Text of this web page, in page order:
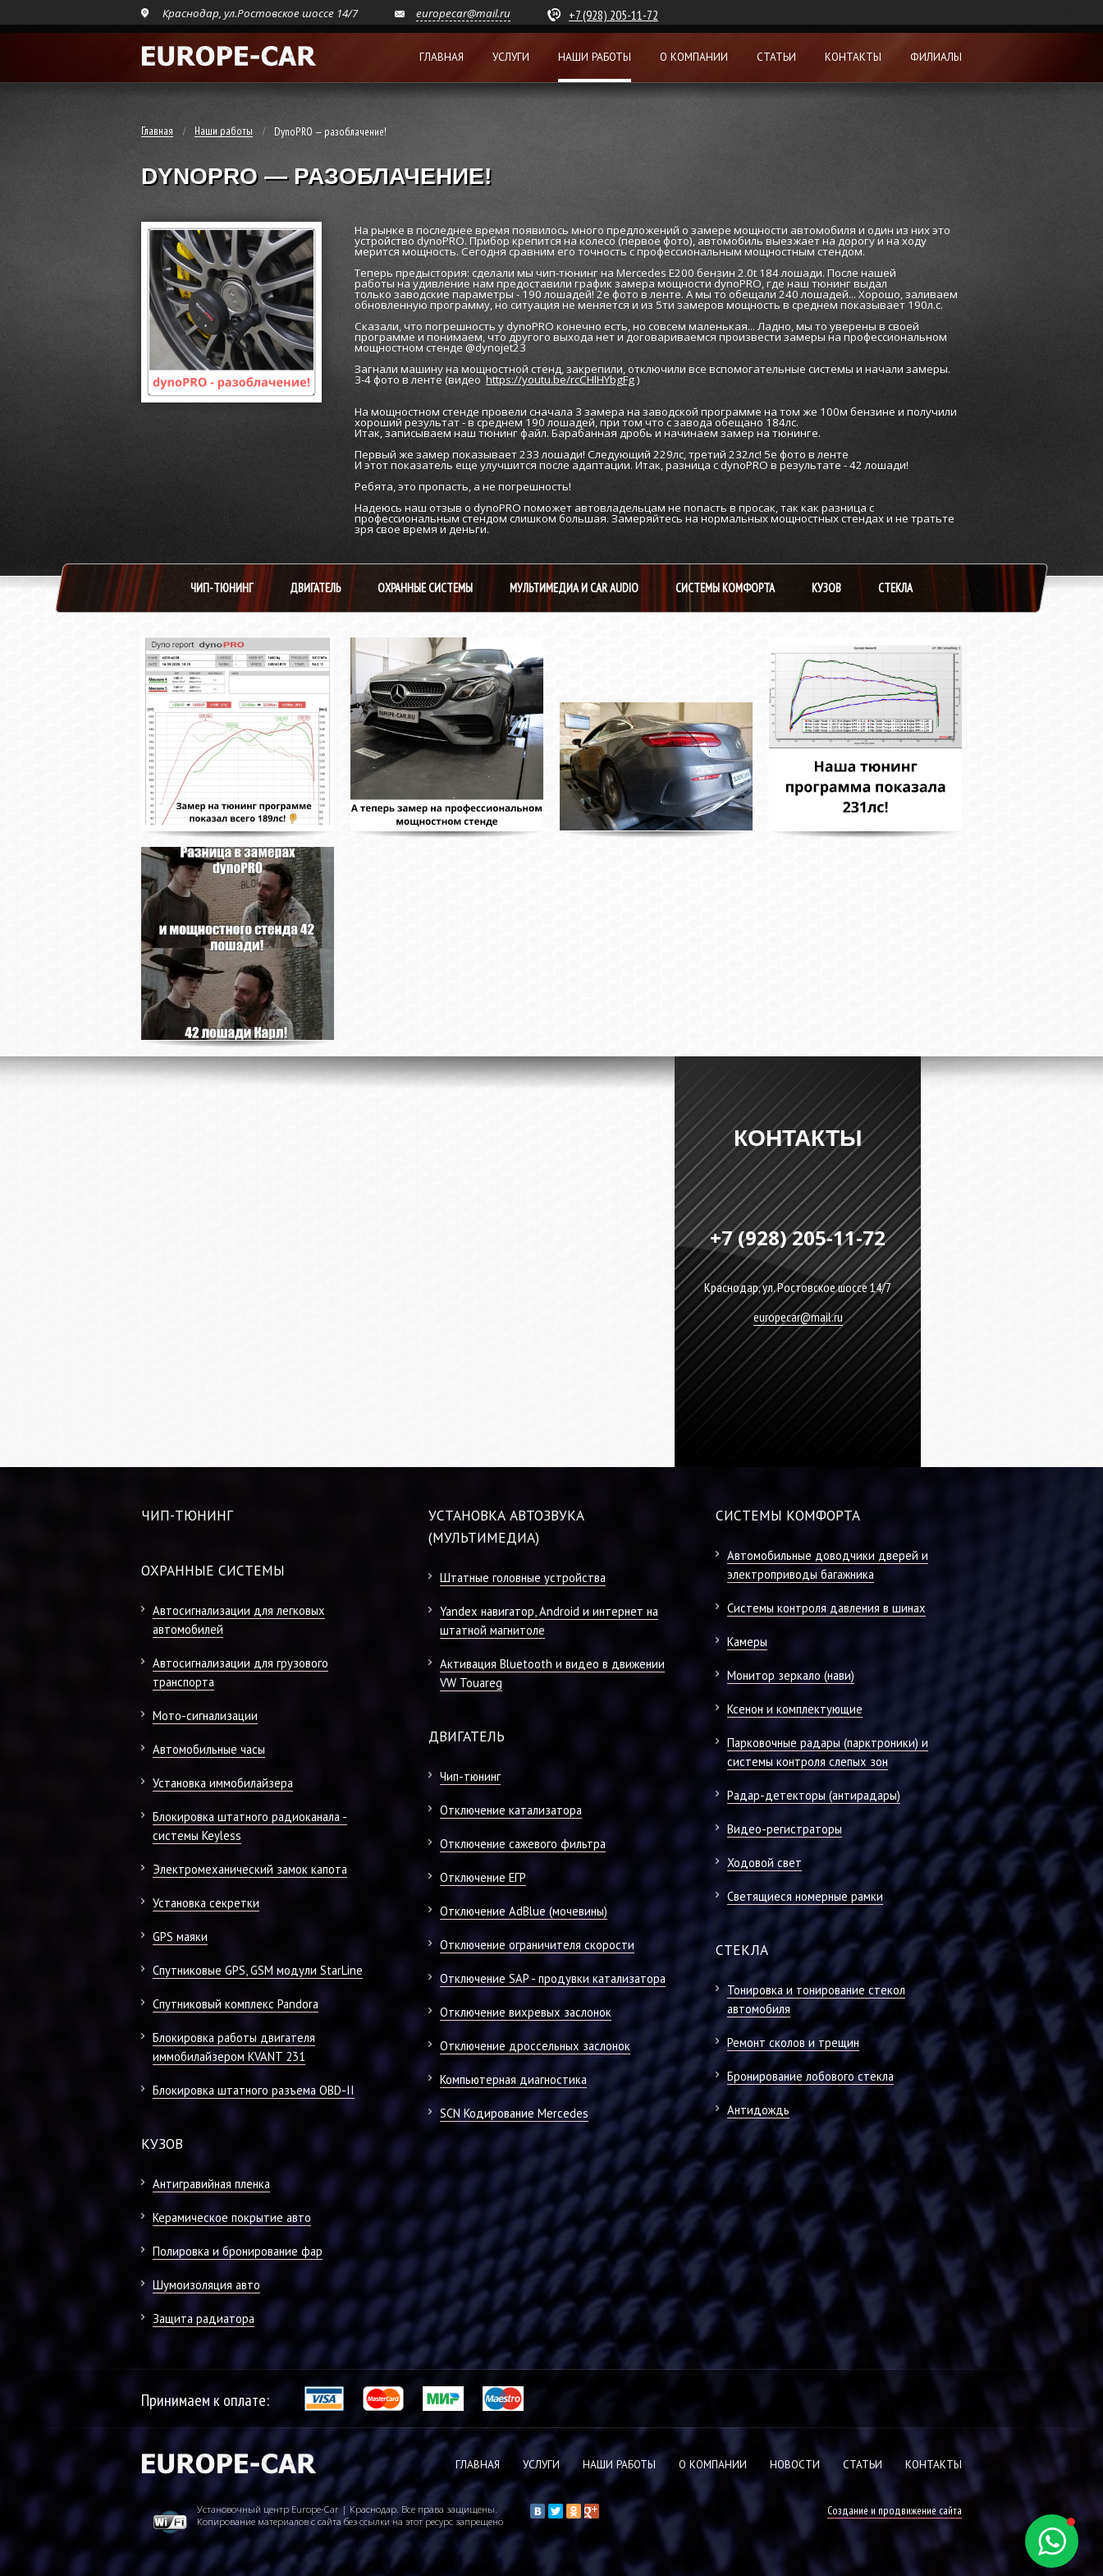
Краснодар, ул.Ростовское шоссе 14/7 europecar@mail.ru +7 (928) 205-11-72
ГЛАВНАЯ УСЛУГИ НАШИ РАБОТЫ О КОМПАНИИ СТАТЬИ КОНТАКТЫ ФИЛИАЛЫ
Главная Наши работы DynoPRO — разоблачение!
DYNOPRO — РАЗОБЛАЧЕНИЕ!
На рынке в последнее время появилось много предложений о замере мощности автомобиля и один из них это
устройство dynoPRO. Прибор крепится на колесо (первое фото), автомобиль выезжает на дорогу и на ходу
мерится мощность. Сегодня сравним его точность с профессиональным мощностным стендом.
Теперь предыстория: сделали мы чип-тюнинг на Mercedes E200 бензин 2.0t 184 лошади. После нашей
работы на удивление нам предоставили график замера мощности dynoPRO, где наш тюнинг выдал
только заводские параметры - 190 лошадей! 2е фото в ленте. А мы то обещали 240 лошадей... Хорошо, заливаем
обновленную программу, но ситуация не меняется и из 5ти замеров мощность в среднем показывает 190л.с.
Сказали, что погрешность у dynoPRO конечно есть, но совсем маленькая... Ладно, мы то уверены в своей
программе и понимаем, что другого выхода нет и договариваемся произвести замеры на профессиональном
мощностном стенде @dynojet23
Загнали машину на мощностной стенд, закрепили, отключили все вспомогательные системы и начали замеры.
3-4 фото в ленте (видеоhttps://youtu.be/rcCHlHYbgFg)
На мощностном стенде провели сначала 3 замера на заводской программе на том же 100м бензине и получили
хороший результат - в среднем 190 лошадей, при том что с завода обещано 184лс.
Итак, записываем наш тюнинг файл. Барабанная дробь и начинаем замер на тюнинге.
Первый же замер показывает 233 лошади! Следующий 229лс, третий 232лс! 5е фото в ленте
И этот показатель еще улучшится после адаптации. Итак, разница с dynoPRO в результате - 42 лошади!
Ребята, это пропасть, а не погрешность!
Надеюсь наш отзыв о dynoPRO поможет автовладельцам не попасть в просак, так как разница с
профессиональным стендом слишком большая. Замеряйтесь на нормальных мощностных стендах и не тратьте
зря свое время и деньги.
ЧИП-ТЮНИНГ ДВИГАТЕЛЬ ОХРАННЫЕ СИСТЕМЫ МУЛЬТИМЕДИА И CAR AUDIO СИСТЕМЫ КОМФОРТА КУЗОВ СТЕКЛА
КОНТАКТЫ
+7 (928) 205-11-72
Краснодар, ул. Ростовское шоссе 14/7
europecar@mail.ru
ЧИП-ТЮНИНГ
ОХРАННЫЕ СИСТЕМЫ
Автосигнализации для легковых
автомобилей
Автосигнализации для грузового
транспорта
Мото-сигнализации
Автомобильные часы
Установка иммобилайзера
Блокировка штатного радиоканала -
системы Keyless
Электромеханический замок капота
Установка секретки
GPS маяки
Спутниковые GPS, GSM модули StarLine
Спутниковый комплекс Pandora
Блокировка работы двигателя
иммобилайзером KVANT 231
Блокировка штатного разъема OBD-II
КУЗОВ
Антигравийная пленка
Керамическое покрытие авто
Полировка и бронирование фар
Шумоизоляция авто
Защита радиатора
УСТАНОВКА АВТОЗВУКА
(МУЛЬТИМЕДИА)
Штатные головные устройства
Yandex навигатор, Android и интернет на
штатной магнитоле
Активация Bluetooth и видео в движении
VW Touareg
ДВИГАТЕЛЬ
Чип-тюнинг
Отключение катализатора
Отключение сажевого фильтра
Отключение ЕГР
Отключение AdBlue (мочевины)
Отключение ограничителя скорости
Отключение SAP - продувки катализатора
Отключение вихревых заслонок
Отключение дроссельных заслонок
Компьютерная диагностика
SCN Кодирование Mercedes
СИСТЕМЫ КОМФОРТА
Автомобильные доводчики дверей и
электроприводы багажника
Системы контроля давления в шинах
Камеры
Монитор зеркало (нави)
Ксенон и комплектующие
Парковочные радары (парктроники) и
системы контроля слепых зон
Радар-детекторы (антирадары)
Видео-регистраторы
Ходовой свет
Светящиеся номерные рамки
СТЕКЛА
Тонировка и тонирование стекол
автомобиля
Ремонт сколов и трещин
Бронирование лобового стекла
Антидождь
Принимаем к оплате:
ГЛАВНАЯ УСЛУГИ НАШИ РАБОТЫ О КОМПАНИИ НОВОСТИ СТАТЬИ КОНТАКТЫ
Установочный центр Europe-Car | Краснодар. Все права защищены.
Копирование материалов с сайта без ссылки на этот ресурс запрещено
Создание и продвижение сайта